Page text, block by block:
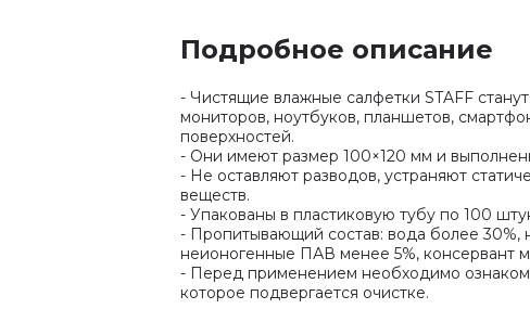
Подробное описание
- Чистящие влажные салфетки STAFF
мониторов, ноутбуков, планшетов,
поверхностей.
- Они имеют размер 100×120 мм и
- Не оставляют разводов, устраняют
веществ.
- Упакованы в пластиковую тубу по 100
- Пропитывающий состав: вода более 30%,
неионогенные ПАВ менее 5%, консервант
- Перед применением необходимо
которое подвергается очистке.